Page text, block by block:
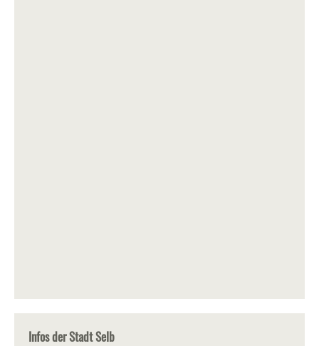
Infos der Stadt Selb